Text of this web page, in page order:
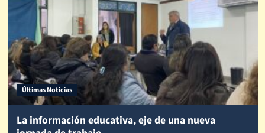
Últimas Noticias
La información educativa, eje de una nueva